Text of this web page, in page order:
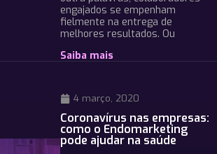
engajados se empenham
fielmente na entrega de
melhores resultados. Ou
Saiba mais
4 março, 2020
Coronavírus nas empresas:
como o Endomarketing
pode ajudar na saúde